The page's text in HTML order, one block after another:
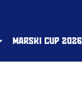
MARSKI CUP 2026